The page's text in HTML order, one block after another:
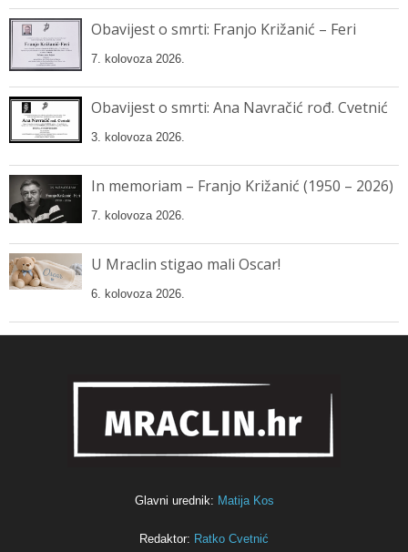
Obavijest o smrti: Franjo Križanić – Feri
7. kolovoza 2026.
Obavijest o smrti: Ana Navračić rođ. Cvetnić
3. kolovoza 2026.
In memoriam – Franjo Križanić (1950 – 2026)
7. kolovoza 2026.
U Mraclin stigao mali Oscar!
6. kolovoza 2026.
Glavni urednik: Matija Kos
Redaktor: Ratko Cvetnić